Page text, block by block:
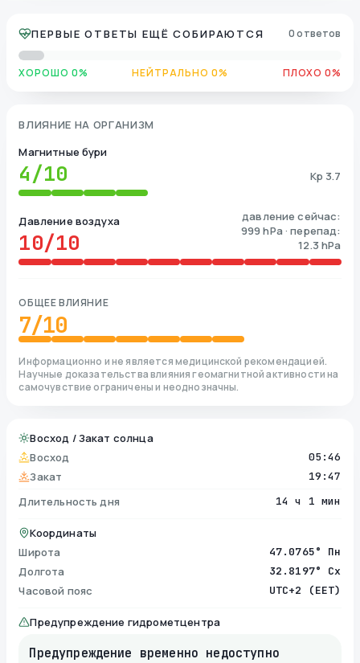
ПЕРВЫЕ ОТВЕТЫ ЕЩЁ СОБИРАЮТСЯ 0 ответов
ХОРОШО 0% НЕЙТРАЛЬНО 0% ПЛОХО 0%
ВЛИЯНИЕ НА ОРГАНИЗМ
Магнитные бури
4/10 Kp 3.7
Давление воздуха
10/10
давление сейчас:
999 hPa · перепад:
12.3 hPa
ОБЩЕЕ ВЛИЯНИЕ
7/10
Информационно и не является медицинской рекомендацией.
Научные доказательства влияния геомагнитной активности на
самочувствие ограничены и неоднозначны.
Восход / Закат солнца
Восход
05:46
Закат 19:47
Длительность дня 14 ч 1 мин
Координаты
Широта
47.0765° Пн
Долгота 32.8197° Сх
Часовой пояс UTC+2 (EET)
Предупреждение гидрометцентра
Предупреждение временно недоступно